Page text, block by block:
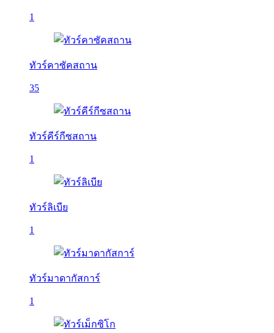
1
ทัวร์คาซัคสถาน
35
ทัวร์คีร์กีซสถาน
1
ทัวร์ลิเบีย
1
ทัวร์มาดากัสการ์
1